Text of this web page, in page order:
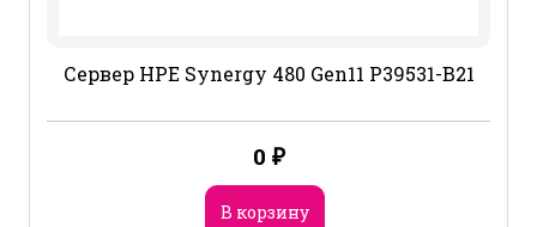
Сервер HPE Synergy 480 Gen11 P39531-B21
0 ₽
В корзину